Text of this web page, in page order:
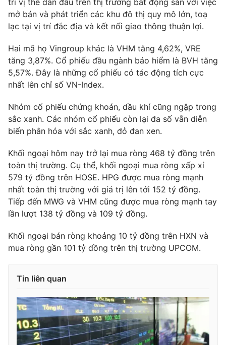
trì vị thế dẫn đầu trên thị trường bất động sản với việc
mở bán và phát triển các khu đô thị quy mô lớn, toạ
lạc tại vị trí đắc địa và kết nối giao thông thuận lợi.
Hai mã họ Vingroup khác là VHM tăng 4,62%, VRE
tăng 3,87%. Cổ phiếu đầu ngành bảo hiểm là BVH tăng
5,57%. Đây là những cổ phiếu có tác động tích cực
nhất lên chỉ số VN-Index.
Nhóm cổ phiếu chứng khoán, dầu khí cũng ngập trong
sắc xanh. Các nhóm cổ phiếu còn lại đa số vẫn diễn
biến phân hóa với sắc xanh, đỏ đan xen.
Khối ngoại hôm nay trở lại mua ròng 468 tỷ đồng trên
toàn thị trường. Cụ thể, khối ngoại mua ròng xấp xỉ
579 tỷ đồng trên HOSE. HPG được mua ròng mạnh
nhất toàn thị trường với giá trị lên tới 152 tỷ đồng.
Tiếp đến MWG và VHM cũng được mua ròng mạnh tay
lần lượt 138 tỷ đồng và 109 tỷ đồng.
Khối ngoại bán ròng khoảng 10 tỷ đồng trên HXN và
mua ròng gần 101 tỷ đồng trên thị trường UPCOM.
Tin liên quan